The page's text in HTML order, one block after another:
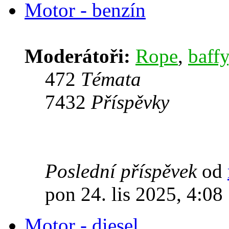
Motor - benzín
Moderátoři: Rope, baffy
472 Témata
7432 Příspěvky
Poslední příspěvekod
pon 24. lis 2025, 4:08